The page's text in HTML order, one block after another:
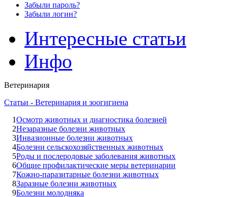
Забыли пароль?
Забыли логин?
Интересные статьи
Инфо
Ветеринария
Статьи - Ветеринария и зоогигиена
1Осмотр животных и диагностика болезней
2Незаразные болезни животных
3Инвазионные болезни животных
4Болезни сельскохозяйственных животных
5Роды и послеродовые заболевания животных
6Общие профилактические меры ветеринарии
7Кожно-паразитарные болезни животных
8Заразные болезни животных
9Болезни молодняка